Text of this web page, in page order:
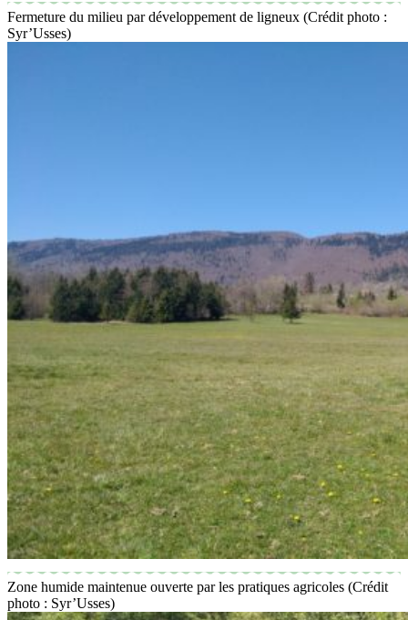
Fermeture du milieu par développement de ligneux (Crédit photo :
Syr’Usses)
Zone humide maintenue ouverte par les pratiques agricoles (Crédit
photo : Syr’Usses)